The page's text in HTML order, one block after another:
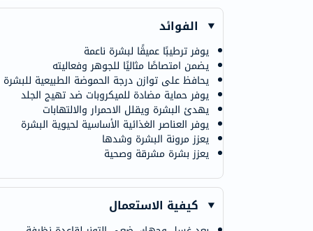
الفوائد
يوفر ترطيبًا عميقًا لبشرة ناعمة
يضمن امتصاصًا مثاليًا للجوهر وفعاليته
يحافظ على توازن درجة الحموضة الطبيعية
يوفر حماية مضادة للميكروبات ضد تهيج الجلد
يهدئ البشرة ويقلل الاحمرار والالتهابات
يوفر العناصر الغذائية الأساسية لحيوية البشرة
يعزز مرونة البشرة وشدها
يعزز بشرة مشرقة وصحية
كيفية الاستعمال